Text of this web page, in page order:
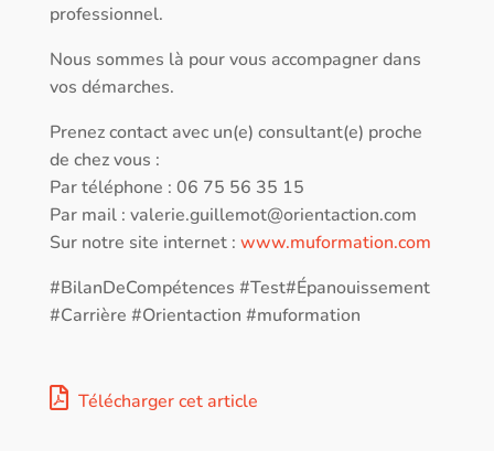
professionnel.
Nous sommes là pour vous accompagner dans
vos démarches.
Prenez contact avec un(e) consultant(e) proche
de chez vous :
Par téléphone : 06 75 56 35 15
Par mail : valerie.guillemot@orientaction.com
Sur notre site internet : www.muformation.com
#BilanDeCompétences #Test#Épanouissement
#Carrière #Orientaction #muformation
Télécharger cet article